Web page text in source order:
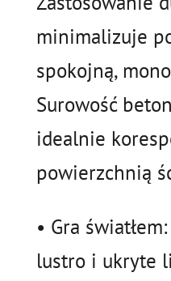
minimalizuje
spokojną,
Surowość
idealnie
powierzchnią
• Gra
lustro i ukryte